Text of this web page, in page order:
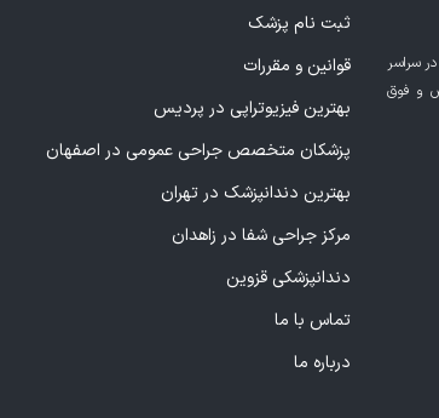
سراسر
و فوق
ثبت نام پزشک
قوانین و مقررات
بهترین فیزیوتراپی در پردیس
پزشکان متخصص جراحی عمومی در اصفهان
بهترین دندانپزشک در تهران
مرکز جراحی شفا در زاهدان
دندانپزشکی قزوین
تماس با ما
درباره ما